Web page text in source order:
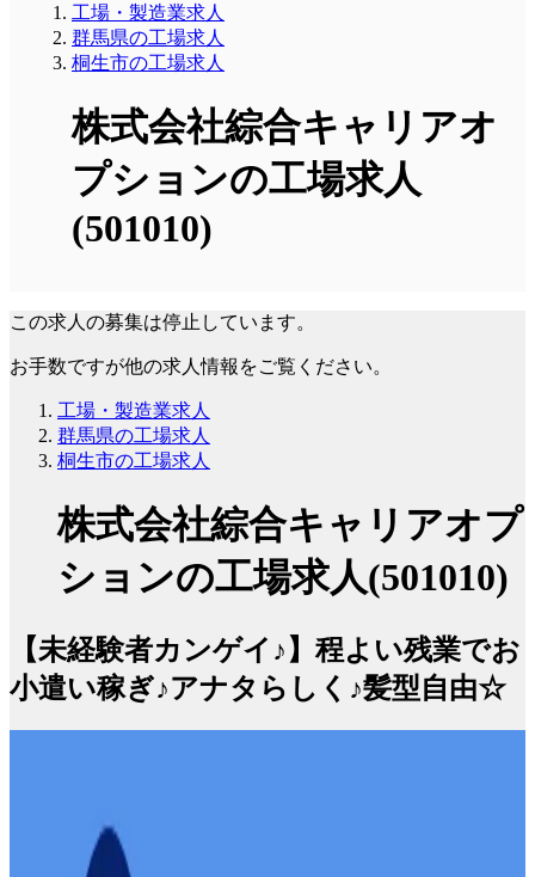
工場・製造業求人
群馬県の工場求人
桐生市の工場求人
株式会社綜合キャリアオ
プションの工場求人
(501010)
この求人の募集は停止しています。
お手数ですが他の求人情報をご覧ください。
工場・製造業求人
群馬県の工場求人
桐生市の工場求人
株式会社綜合キャリアオプ
ションの工場求人(501010)
【未経験者カンゲイ♪】程よい残業でお
小遣い稼ぎ♪アナタらしく♪髪型自由☆